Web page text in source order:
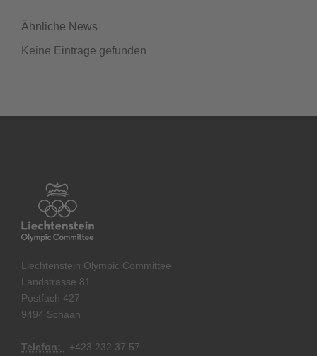
Ähnliche News
Keine Einträge gefunden
Liechtenstein Olympic Committee
Landstrasse 81
Postfach 427
9494 Schaan
Telefon: +423 232 37 57